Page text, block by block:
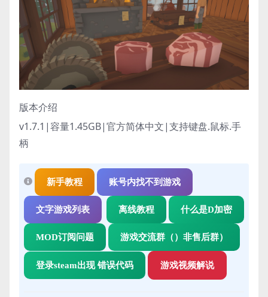
版本介绍
v1.7.1|容量1.45GB|官方简体中文|支持键盘.鼠标.手
柄
新手教程 账号内找不到游戏
文字游戏列表 离线教程 什么是D加密
MOD订阅问题 游戏交流群（）非售后群）
登录steam出现 错误代码 游戏视频解说